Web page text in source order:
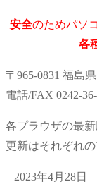
安全のためパソ
各
〒965-0831 福島
電話/FAX 0242-
各プラウザの最新
更新はそれぞれ
– 2023年4月28日 –